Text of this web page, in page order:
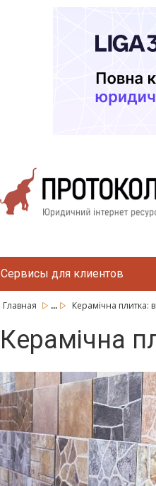
Сервисы для клиентов
Главная ... Керамічна плитка:
Керамічна